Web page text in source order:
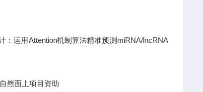
运用Attention机制算法精准预测miRNA/lncRNA
然面上项目资助